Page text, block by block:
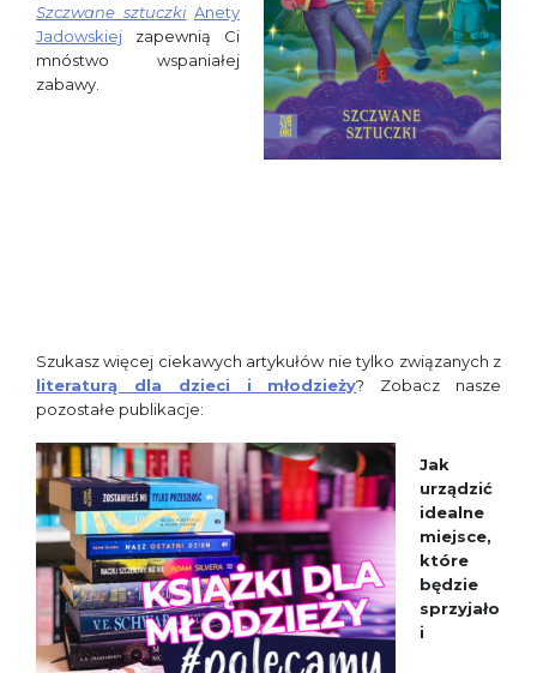
Szczwane sztuczki Anety
Jadowskiej zapewnią Ci
mnóstwo wspaniałej
zabawy.
Szukasz więcej ciekawych artykułów nie tylko związanych z
literaturą dla dzieci i młodzieży? Zobacz nasze
pozostałe publikacje:
Jak
urządzić
idealne
miejsce,
które
będzie
sprzyjało
i